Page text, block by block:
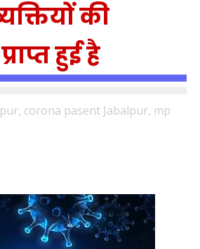
की
हुई है
corona pasent Jabalpur, mp